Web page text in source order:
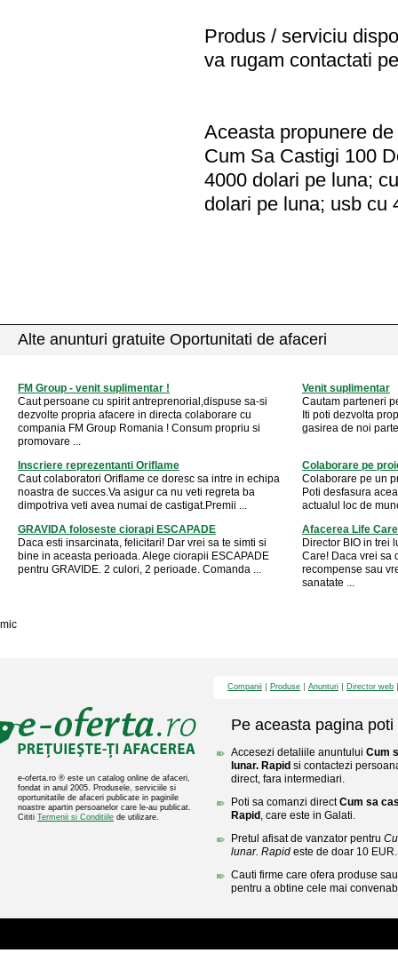
Produs / serviciu
va rugam contactati
Aceasta propunere
Cum Sa Castigi 100
4000 dolari pe luna;
dolari pe luna; usb cu
Alte anunturi gratuite Oportunitati de afaceri
FM Group - venit suplimentar !
Caut persoane cu spirit antreprenorial,dispuse sa-si
dezvolte propria afacere in directa colaborare cu
compania FM Group Romania ! Consum propriu si
promovare ...
Venit suplimentar
Cautam parteneri
Iti poti dezvolta
gasirea de noi
Inscriere reprezentanti Oriflame
Caut colaboratori Oriflame ce doresc sa intre in echipa
noastra de succes.Va asigur ca nu veti regreta ba
dimpotriva veti avea numai de castigat.Premii ...
Colaborare pe
Colaborare pe un
Poti desfasura
actualul loc de
GRAVIDA foloseste ciorapi ESCAPADE
Daca esti insarcinata, felicitari! Dar vrei sa te simti si
bine in aceasta perioada. Alege ciorapii ESCAPADE
pentru GRAVIDE. 2 culori, 2 perioade. Comanda ...
Afacerea Life
Director BIO in trei
Care! Daca vrei sa
recompense sau
sanatate ...
mic
e-oferta.ro ® este un catalog online de afaceri,
fondat in anul 2005. Produsele, serviciile si
oportunitatile de afaceri publicate in paginile
noastre apartin persoanelor care le-au publicat.
Cititi Termenii si Conditiile de utilizare.
Companii Produse Anunturi Director web
Pe aceasta pagina poti
Accesezi detaliile anuntului Cum
lunar. Rapid si contactezi
direct, fara intermediari.
Poti sa comanzi directCum sa
Rapid , care este in Galati.
Pretul afisat de vanzator pentru
lunar. Rapid este de doar 10 EUR.
Cauti firme care ofera produse
pentru a obtine cele mai